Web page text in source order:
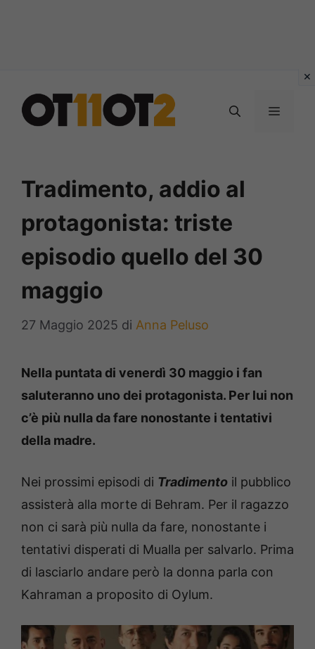
contenuto
MENU
Tradimento, addio al
protagonista: triste
episodio quello del 30
maggio
27 Maggio 2025 di Anna Peluso
Nella puntata di venerdì 30 maggio i fan
saluteranno uno dei protagonista. Per lui non
c’è più nulla da fare nonostante i tentativi
della madre.
Nei prossimi episodi di Tradimento il pubblico
assisterà alla morte di Behram. Per il ragazzo
non ci sarà più nulla da fare, nonostante i
tentativi disperati di Mualla per salvarlo. Prima
di lasciarlo andare però la donna parla con
Kahraman a proposito di Oylum.